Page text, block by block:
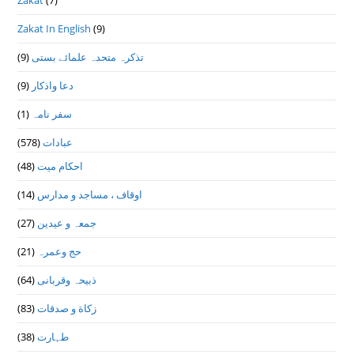
Zakat In English (9)
تذكرہ متحدہ علمائے بستى(9)
دعا واذكار (9)
سفر نامہ (1)
عبادات(578)
احکام میت(48)
اوقاف ، مساجد و مدارس (14)
جمعہ و عیدین (27)
حج وعمرہ (21)
ذبیحہ وقربانی(64)
زکاة و صدقات(83)
طہارت(38)